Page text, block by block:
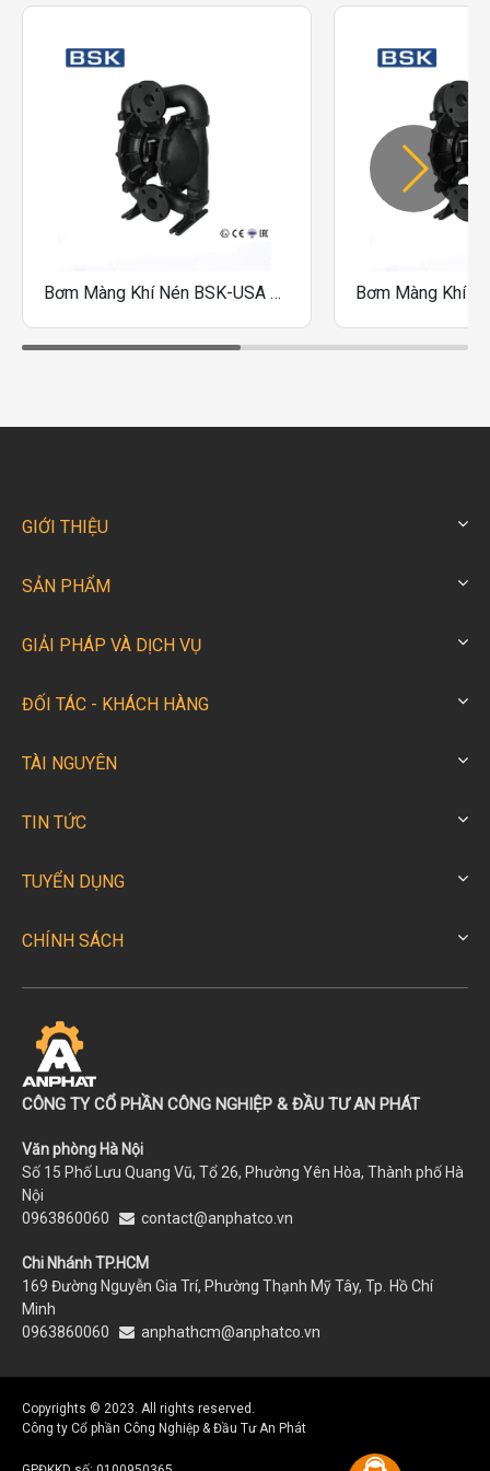
bơm màng chuyên biệt như: Bơm màng cao áp,
bơm FDA, Bơm vệ sinh 3A, Bơm Bột…
SO SÁNH TIÊU HAO PHỤ KIỆN BSK VÀ CÁC
HÃNG KHÁC ( Ít hơn 20 – 40%)
THÔNG TIN NHÀ CUNG CẤP
Slogan: “BSK, a maker of legendary quality but not
Technology LLC đã tham gia vào việc tìm kiếm và
thương hiệu được đánh giá cao về: công nghệ độc
quyền được cấp bằng sáng chế, chất lượng cao,
Vào năm 2011, BSK đã thành lập nhà máy của
công nghệ và dịch vụ hoàn thiện và tiên tiến vào
• Hiện tại, BSK Fluid Technology LLC đã sở hữu
thành phố ở Trung Quốc và trên toàn thế giới.
• Việc cung cấp dịch vụ toàn diện bởi BSK nhằm
khách hàng cũng như nâng cao giá trị dịch vụ
bằng cách giảm chi phí sử dụng, bảo trì và cải
của mình. Doanh nghiệp này hiếm khi tiến hành
An phat equipment & Accessories vinh dự là đại
lý phân phối chính thức của BSK tại thị trường Việt
Nam.
Bơm Màng Khí Nén BSK-USA BA50CI-D891-A 2 Inch Thân Gang
GIỚI THIỆU
SẢN PHẨM
GIẢI PHÁP VÀ DỊCH VỤ
ĐỐI TÁC - KHÁCH HÀNG
TÀI NGUYÊN
TIN TỨC
TUYỂN DỤNG
CHÍNH SÁCH
CÔNG TY CỔ PHẦN CÔNG NGHIỆP & ĐẦU TƯ AN PHÁT
Văn phòng Hà Nội
Số 15 Phố Lưu Quang Vũ, Tổ 26, Phường Yên Hòa, Thành phố Hà
Nội
0963860060
contact@anphatco.vn
Chi Nhánh TP.HCM
169 Đường Nguyễn Gia Trí, Phường Thạnh Mỹ Tây, Tp. Hồ Chí
Minh
0963860060
anphathcm@anphatco.vn
Copyrights © 2023. All rights reserved.
Công ty Cổ phần Công Nghiệp & Đầu Tư An Phát